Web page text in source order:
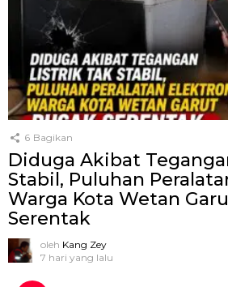
6 Bagikan
Diduga Akibat
Stabil, Puluhan
Warga Kota Wetan
Serentak
oleh Kang Zey
7 hari yang lalu